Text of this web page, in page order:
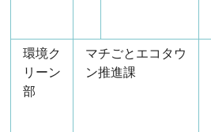
環境ク
リーン
部
マチごとエコタウ
ン推進課